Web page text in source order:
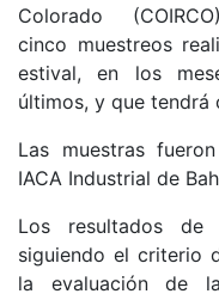
Colorado
cinco muestreos
estival, en los
últimos, y que tendrá
Las muestras
IACA Industrial de
Los resultados de
siguiendo el criterio
la evaluación de